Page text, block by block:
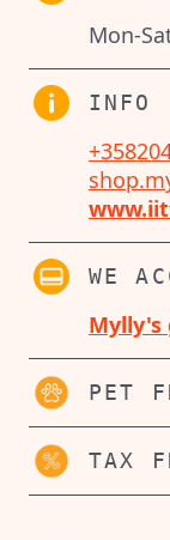
Mon-
INFO
WE
Mylly's
PET
TAX